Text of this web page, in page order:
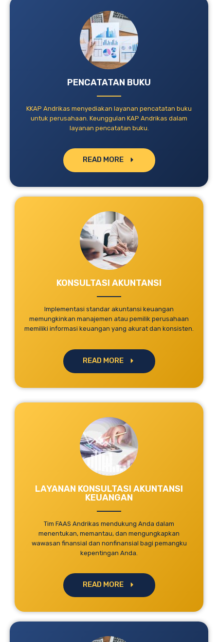
PENCATATAN BUKU
KKAP Andrikas menyediakan layanan pencatatan buku
untuk perusahaan. Keunggulan KAP Andrikas dalam
layanan pencatatan buku.
READ MORE
KONSULTASI AKUNTANSI
Implementasi standar akuntansi keuangan
memungkinkan manajemen atau pemilik perusahaan
memiliki informasi keuangan yang akurat dan konsisten.
READ MORE
LAYANAN KONSULTASI AKUNTANSI
KEUANGAN
Tim FAAS Andrikas mendukung Anda dalam
menentukan, memantau, dan mengungkapkan
wawasan finansial dan nonfinansial bagi pemangku
kepentingan Anda.
READ MORE